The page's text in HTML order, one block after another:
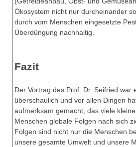
Ökosystem nicht nur durcheinander
durch vom Menschen eingesetzte
Überdüngung nachhaltig.
Fazit
Der Vortrag des Prof. Dr. Seifried war
überschaulich und vor allen Dingen
aufmerksam gemacht, das viele
Menschen globale Folgen nach sich
Folgen sind nicht nur die Menschen
unsere gesamte Umwelt und unsere